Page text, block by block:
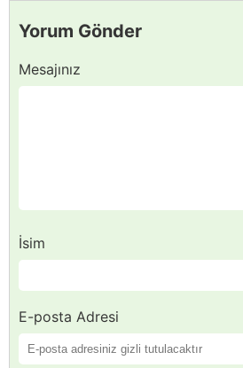
Yorum Gönder
Mesajınız
İsim
E-posta Adresi